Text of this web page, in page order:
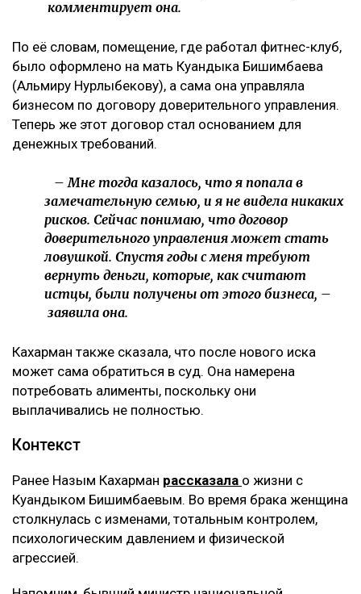
комментирует она.
По её словам, помещение, где работал фитнес-клуб,
было оформлено на мать Куандыка Бишимбаева
(Альмиру Нурлыбекову), а сама она управляла
бизнесом по договору доверительного управления.
Теперь же этот договор стал основанием для
денежных требований.
– Мне тогда казалось, что я попала в
замечательную семью, и я не видела никаких
рисков. Сейчас понимаю, что договор
доверительного управления может стать
ловушкой. Спустя годы с меня требуют
вернуть деньги, которые, как считают
истцы, были получены от этого бизнеса, –
заявила она.
Кахарман также сказала, что после нового иска
может сама обратиться в суд. Она намерена
потребовать алименты, поскольку они
выплачивались не полностью.
Контекст
Ранее Назым Кахарман рассказала о жизни с
Куандыком Бишимбаевым. Во время брака женщина
столкнулась с изменами, тотальным контролем,
психологическим давлением и физической
агрессией.